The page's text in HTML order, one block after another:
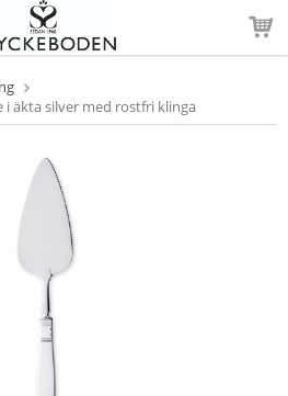
i äkta silver med rostfri klinga